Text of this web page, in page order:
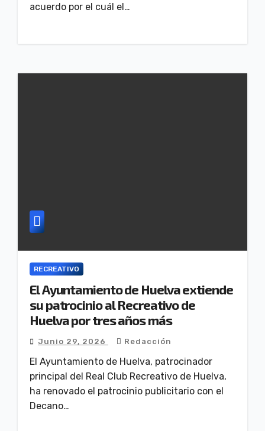
acuerdo por el cuál el…
RECREATIVO
El Ayuntamiento de Huelva extiende
su patrocinio al Recreativo de
Huelva por tres años más
Junio 29, 2026 Redacción
El Ayuntamiento de Huelva, patrocinador
principal del Real Club Recreativo de Huelva,
ha renovado el patrocinio publicitario con el
Decano…